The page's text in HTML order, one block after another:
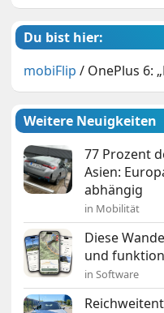
Du bist hier:
mobiFlip / OnePlus 6:
Weitere Neuigkeiten
77 Prozent
Asien:
abhängig
in Mobilität
Diese
und
in Software